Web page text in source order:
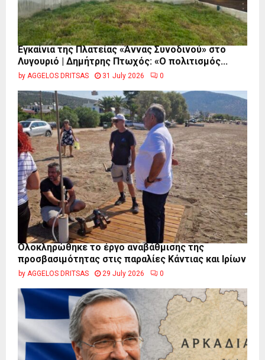
Εγκαίνια της Πλατείας «Άννας Συνοδινού» στο
Λυγουριό | Δημήτρης Πτωχός: «Ο πολιτισμός...
by AGGELOS DRITSAS 31 July 2026 0
Ολοκληρώθηκε το έργο αναβάθμισης της
προσβασιμότητας στις παραλίες Κάντιας και Ιρίων
by AGGELOS DRITSAS 29 July 2026 0